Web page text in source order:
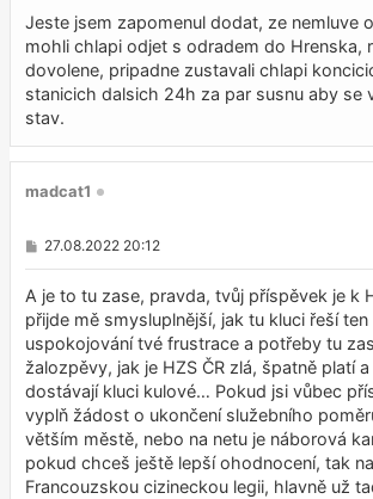
Jeste jsem zapomenul dodat, ze nemluve
mohli chlapi odjet s odradem do Hrenska,
dovolene, pripadne zustavali chlapi
stanicich dalsich 24h za par susnu aby se
stav.
madcat1
P
s
p
ě
v
e
k
27.08.2022 20:12
A je to tu zase, pravda, tvůj příspěvek je k
přijde mě smysluplnější, jak tu kluci řeší
uspokojování tvé frustrace a potřeby tu
žalozpěvy, jak je HZS ČR zlá, špatně platí
dostávají kluci kulové… Pokud jsi vůbec
vyplň žádost o ukončení služebního
větším městě, nebo na netu je náborová
pokud chceš ještě lepší ohodnocení, tak
Francouzskou cizineckou legii, hlavně už